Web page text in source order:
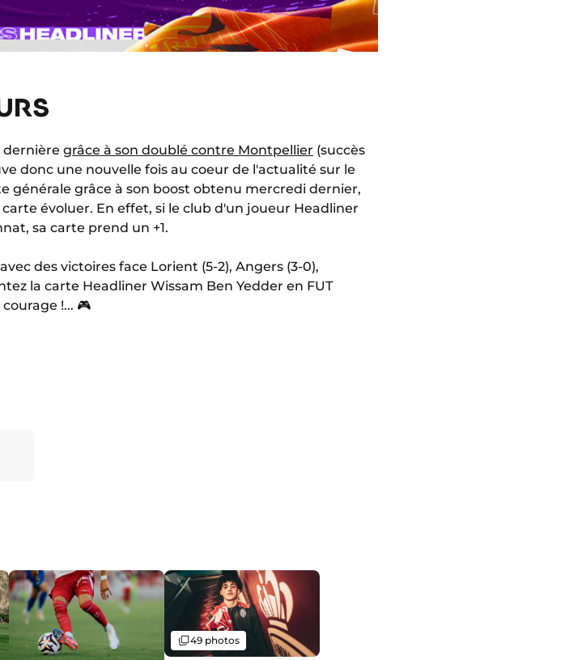
dernière grâce à son doublé contre Montpellier (succès
donc une nouvelle fois au coeur de l'actualité sur le
générale grâce à son boost obtenu mercredi dernier,
évoluer. En effet, si le club d'un joueur Headliner
sa carte prend un +1.
des victoires face Lorient (5-2), Angers (3-0),
la carte Headliner Wissam Ben Yedder en FUT
!... 🎮
Galerie
49 photos